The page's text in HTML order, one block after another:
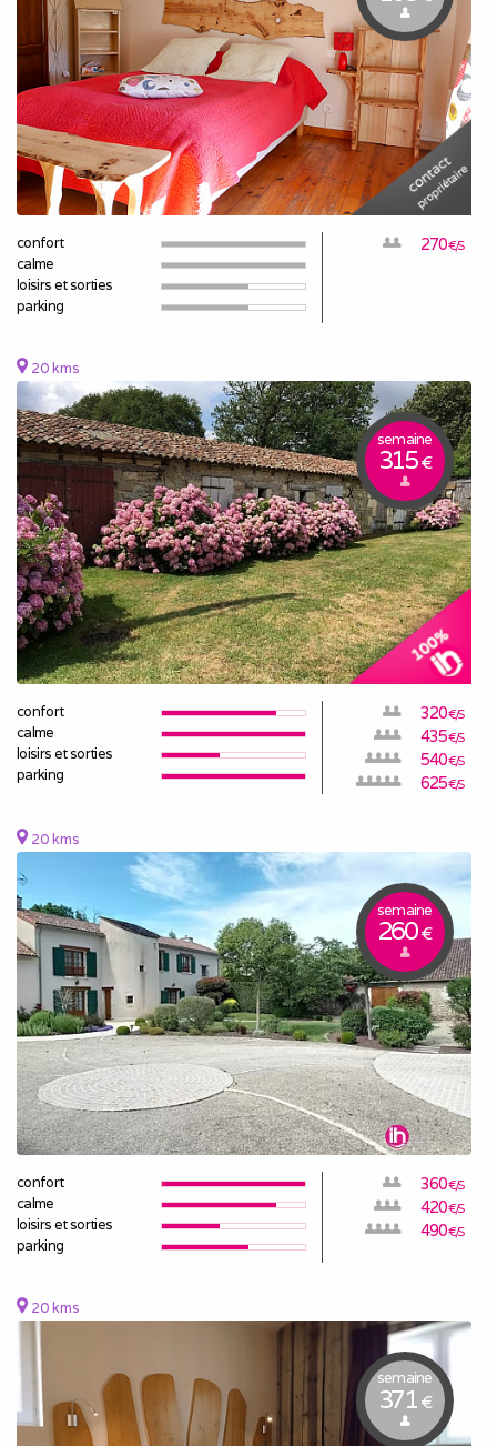
confort
calme
loisirs et sorties
parking
270€/S
20 kms
semaine
315€
confort
calme
loisirs et sorties
parking
320€/S
435€/S
540€/S
625€/S
20 kms
semaine
260€
confort
calme
loisirs et sorties
parking
360€/S
420€/S
490€/S
20 kms
semaine
371€